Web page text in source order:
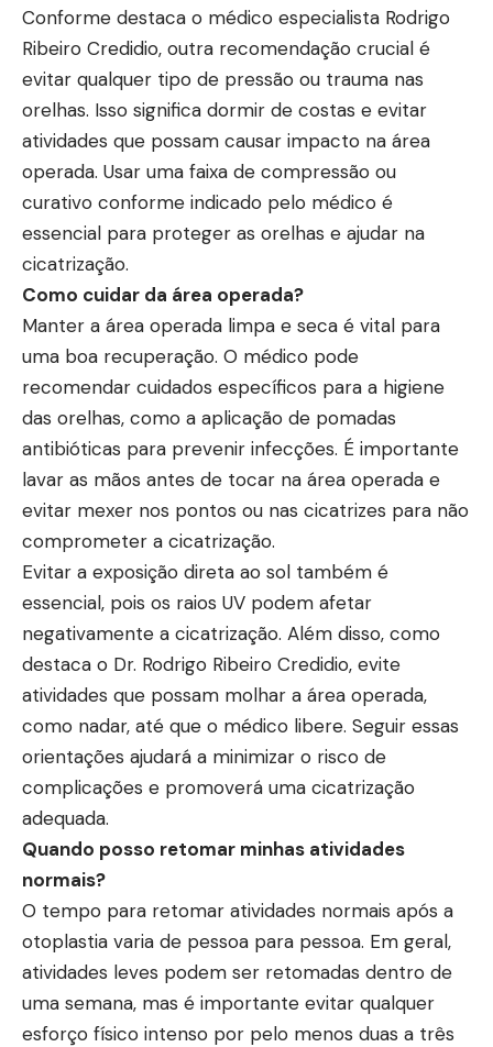
Conforme destaca o médico especialista Rodrigo
Ribeiro Credidio, outra recomendação crucial é
evitar qualquer tipo de pressão ou trauma nas
orelhas. Isso significa dormir de costas e evitar
atividades que possam causar impacto na área
operada. Usar uma faixa de compressão ou
curativo conforme indicado pelo médico é
essencial para proteger as orelhas e ajudar na
cicatrização.
Como cuidar da área operada?
Manter a área operada limpa e seca é vital para
uma boa recuperação. O médico pode
recomendar cuidados específicos para a higiene
das orelhas, como a aplicação de pomadas
antibióticas para prevenir infecções. É importante
lavar as mãos antes de tocar na área operada e
evitar mexer nos pontos ou nas cicatrizes para não
comprometer a cicatrização.
Evitar a exposição direta ao sol também é
essencial, pois os raios UV podem afetar
negativamente a cicatrização. Além disso, como
destaca o Dr. Rodrigo Ribeiro Credidio, evite
atividades que possam molhar a área operada,
como nadar, até que o médico libere. Seguir essas
orientações ajudará a minimizar o risco de
complicações e promoverá uma cicatrização
adequada.
Quando posso retomar minhas atividades
normais?
O tempo para retomar atividades normais após a
otoplastia varia de pessoa para pessoa. Em geral,
atividades leves podem ser retomadas dentro de
uma semana, mas é importante evitar qualquer
esforço físico intenso por pelo menos duas a três